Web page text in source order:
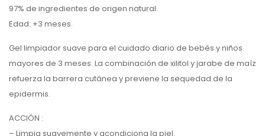
97% de ingredientes de origen natural.
Edad: +3 meses.
Gel limpiador suave para el cuidado diario de bebés y niños
mayores de 3 meses. La combinación de xilitol y jarabe de maíz
refuerza la barrera cutánea y previene la sequedad de la
epidermis.
ACCIÓN :
– Limpia suavemente y acondiciona la piel.